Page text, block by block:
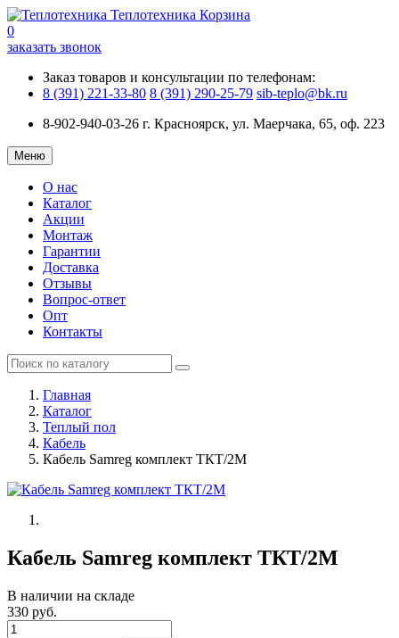
Теплотехника Корзина
0
заказать звонок
Заказ товаров и консультации по телефонам:
8 (391) 221-33-80 8 (391) 290-25-79 sib-teplo@bk.ru
8-902-940-03-26 г. Красноярск, ул. Маерчака, 65, оф. 223
Меню
О нас
Каталог
Акции
Монтаж
Гарантии
Доставка
Отзывы
Вопрос-ответ
Опт
Контакты
Главная
Каталог
Теплый пол
Кабель
Кабель Samreg комплект ТКТ/2М
Кабель Samreg комплект ТКТ/2М
В наличии на складе
330 руб.